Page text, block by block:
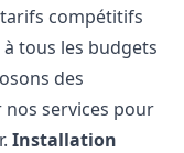
compétitifs
tous les budgets
des
services pour
Installation